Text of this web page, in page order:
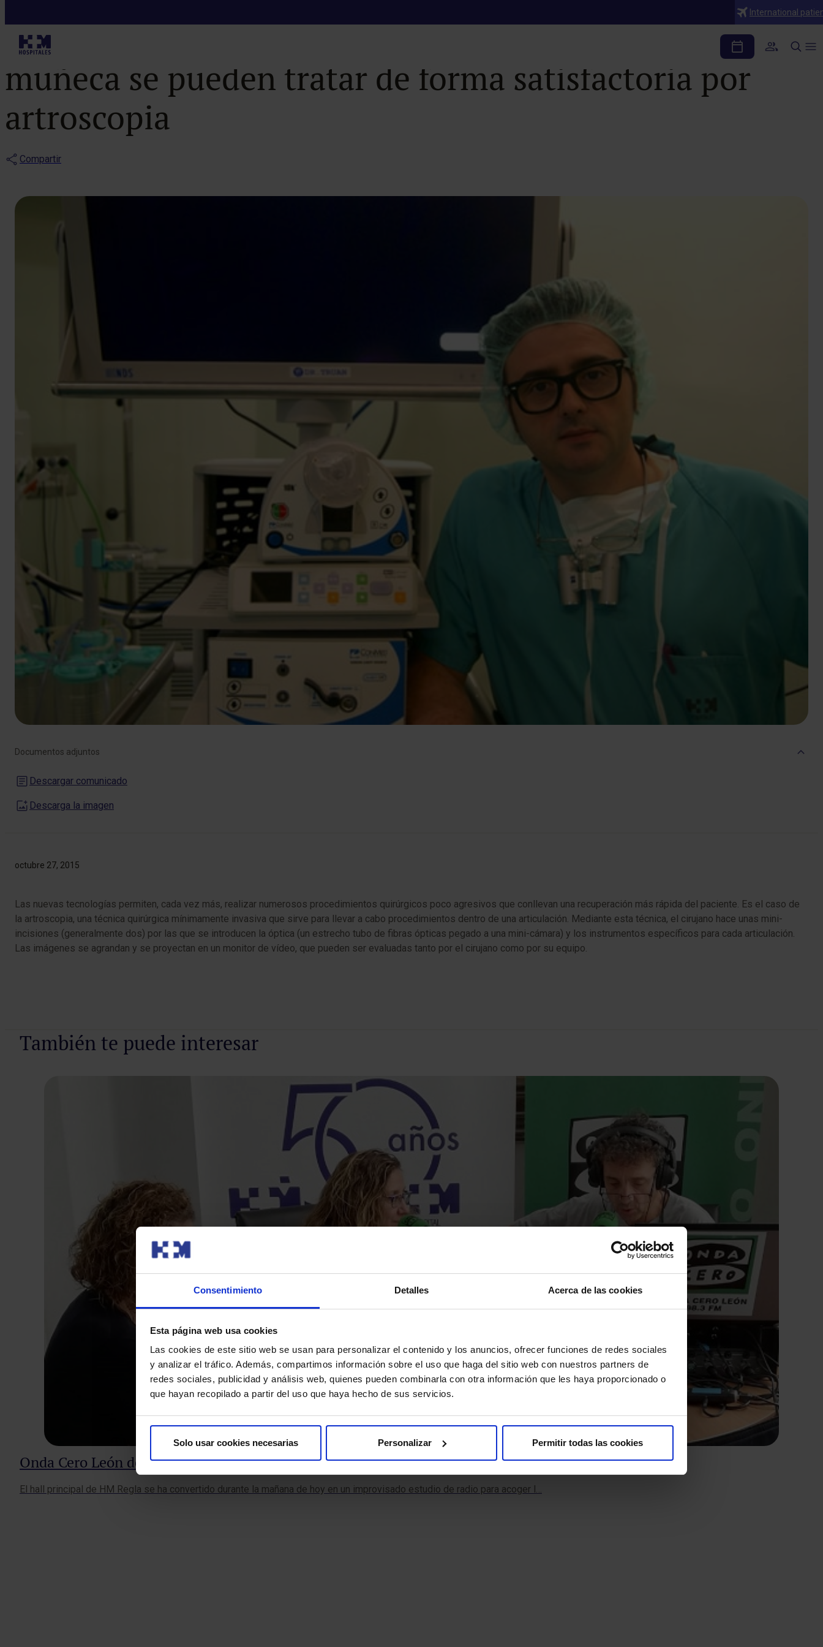
Consentimiento Detalles Acerca de las cookies
Esta página web usa cookies
Las cookies de este sitio web se usan para personalizar el contenido y los anuncios, ofrecer funciones de redes sociales
y analizar el tráfico. Además, compartimos información sobre el uso que haga del sitio web con nuestros partners de
redes sociales, publicidad y análisis web, quienes pueden combinarla con otra información que les haya proporcionado o
que hayan recopilado a partir del uso que haya hecho de sus servicios.
Solo usar cookies necesarias Personalizar Permitir todas las cookies
International
El 90 por ciento de las patologías que afectan a la
muñeca se pueden tratar de forma satisfactoria por
artroscopia
Compartir
octubre 27, 2015
Las nuevas tecnologías permiten, cada vez más, realizar numerosos procedimientos quirúrgicos poco agresivos que conllevan una recuperación más rápida del paciente. Es el caso de
la artroscopia, una técnica quirúrgica mínimamente invasiva que sirve para llevar a cabo procedimientos dentro de una articulación. Mediante esta técnica, el cirujano hace unas mini-
incisiones (generalmente dos) por las que se introducen la óptica (un estrecho tubo de fibras ópticas pegado a una mini-cámara) y los instrumentos específicos para cada articulación.
Las imágenes se agrandan y se proyectan en un monitor de vídeo, que pueden ser evaluadas tanto por el cirujano como por su equipo.
Documentos adjuntos
Descargar comunicado
Descarga la imagen
También te puede interesar
Onda Cero León dedica un programa especial al 5O aniversario de HM Hospitales en León
El hall principal de HM Regla se ha convertido durante la mañana de hoy en un improvisado estudio de radio para acoger l…